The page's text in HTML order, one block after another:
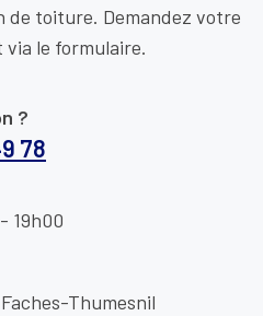
toiture. Demandez votre
le formulaire.
?
78
19h00
Faches-Thumesnil